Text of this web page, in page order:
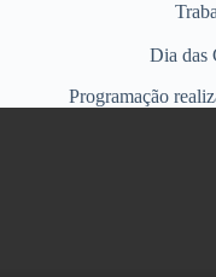
Dia das
Programação